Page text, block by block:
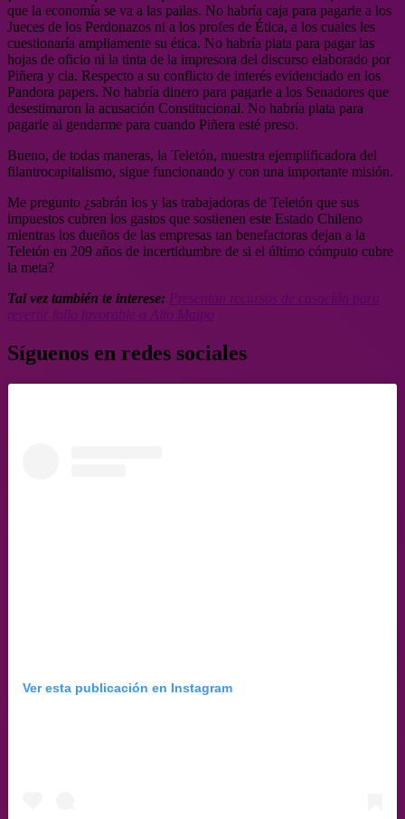
que la economía se va a las pailas. No habría caja para pagarle a los
Jueces de los Perdonazos ni a los profes de Ética, a los cuales les
cuestionaría ampliamente su ética. No habría plata para pagar las
hojas de oficio ni la tinta de la impresora del discurso elaborado por
Piñera y cia. Respecto a su conflicto de interés evidenciado en los
Pandora papers. No habría dinero para pagarle a los Senadores que
desestimaron la acusación Constitucional. No habría plata para
pagarle al gendarme para cuando Piñera esté preso.
Bueno, de todas maneras, la Teletón, muestra ejemplificadora del
filantrocapitalismo, sigue funcionando y con una importante misión.
Me pregunto ¿sabrán los y las trabajadoras de Teletón que sus
impuestos cubren los gastos que sostienen este Estado Chileno
mientras los dueños de las empresas tan benefactoras dejan a la
Teletón en 209 años de incertidumbre de si el último cómputo cubre
la meta?
Tal vez también te interese:
Síguenos en redes sociales
Ver esta publicación en Instagram